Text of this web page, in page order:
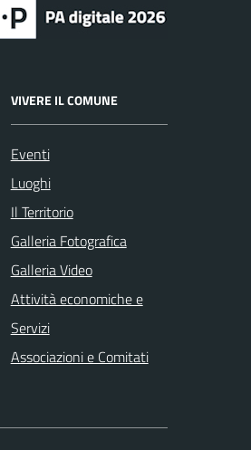
VIVERE IL COMUNE
Eventi
Luoghi
Il Territorio
Galleria Fotografica
Galleria Video
Attività economiche e
Servizi
Associazioni e Comitati